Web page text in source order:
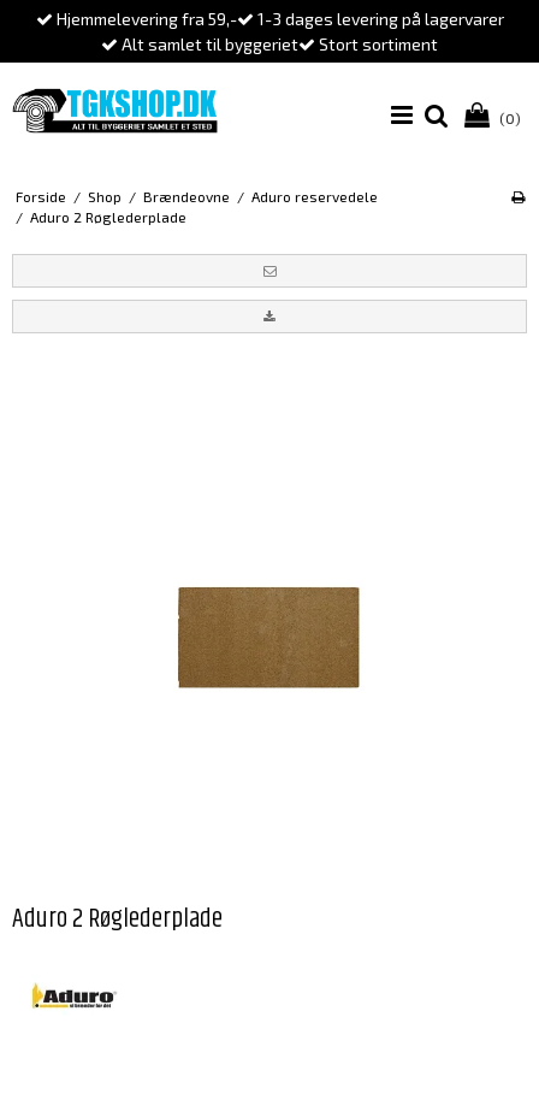
Hjemmelevering fra 59,-
1-3 dages levering på lagervarer
Alt samlet til byggeriet
Stort sortiment
(0)
Forside / Shop / Brændeovne / Aduro reservedele
/ Aduro 2 Røglederplade
Aduro 2 Røglederplade